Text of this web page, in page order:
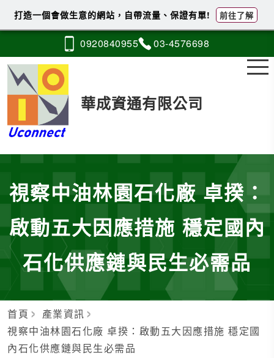
0920840955 03-4576698
華成資通有限公司
視察中油林園石化廠 卓揆：
啟動五大因應措施 穩定國內
石化供應鏈與民生必需品
首頁
產業資訊
視察中油林園石化廠 卓揆：啟動五大因應措施 穩定國
內石化供應鏈與民生必需品
打造一個會做生意的網站，自帶流量、保證有單! 前往了解